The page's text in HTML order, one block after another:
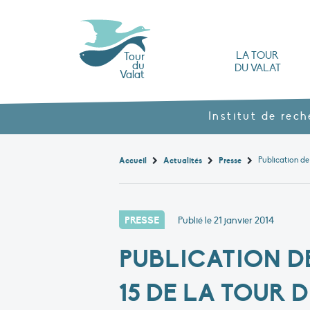
Tour
du
Valat
LA TOUR
DU VALAT
Institut de
Accueil Actualités Presse
PRESSE Publié le21 janvier 2014
PUBLICATION
15 DE LA TOUR